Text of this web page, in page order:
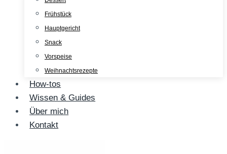
Frühstück
Hauptgericht
Snack
Vorspeise
Weihnachtsrezepte
How-tos
Wissen & Guides
Über mich
Kontakt